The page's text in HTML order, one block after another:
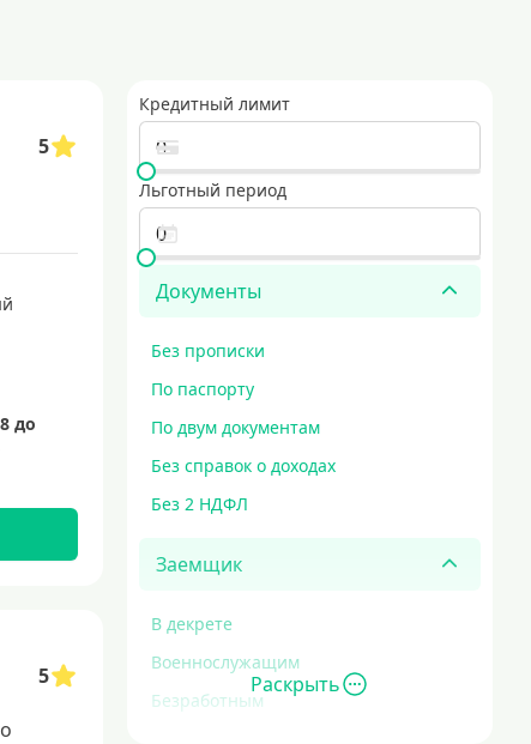
требования к заемщикам. они подходят для тех, кто
условия и безопасная доставка. идеальный выбор для тех,
карты с выгодными условиями
для совершения покупок
кредитные карты мир
Кредитный лимит
Льготный период
Документы
Без прописки
По паспорту
По двум документам
Без справок о доходах
Без 2 НДФЛ
Заемщик
В декрете
Военнослужащим
Безработным
Раскрыть
5
5